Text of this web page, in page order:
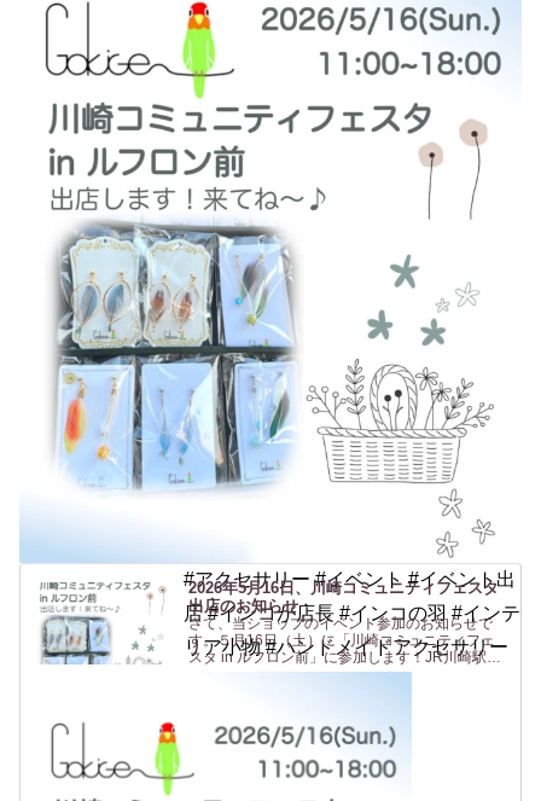
2026年5月16日、川崎コミュニティフェスタ
出店のお知らせ
さて、当ショップのイベント参加のお知らせで
す。５月16日（土）に「川崎コミュニティフェ
スタ in ルフロン前」に参加します！JR川崎駅東
口 からすぐの駅前広場(ルフロン前広場)での開催
#アクセサリー #イベント #イベント出
店 #インコが店長 #インコの羽 #インテ
リア小物 #ハンドメイドアクセサリー